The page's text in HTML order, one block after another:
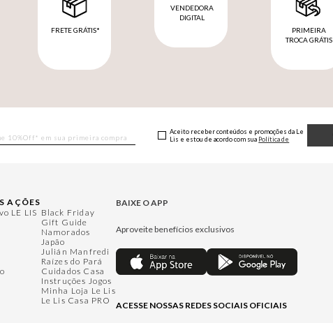
FRETE GRÁTIS*
VENDEDORA
DIGITAL
PRIMEIRA
TROCA GRÁTIS
Aceito receber conteúdos e promoções da Le
Lis e estou de acordo com sua Política de
AÇÕES
LE LIS Black Friday
Gift Guide
Namorados
Japão
Julián Manfredi
Raízes do Pará
Cuidados Casa
Instruções Jogos
Minha Loja Le Lis
Le Lis Casa PRO
BAIXE O APP
Aproveite benefícios exclusivos
ACESSE NOSSAS REDES SOCIAIS OFICIAIS